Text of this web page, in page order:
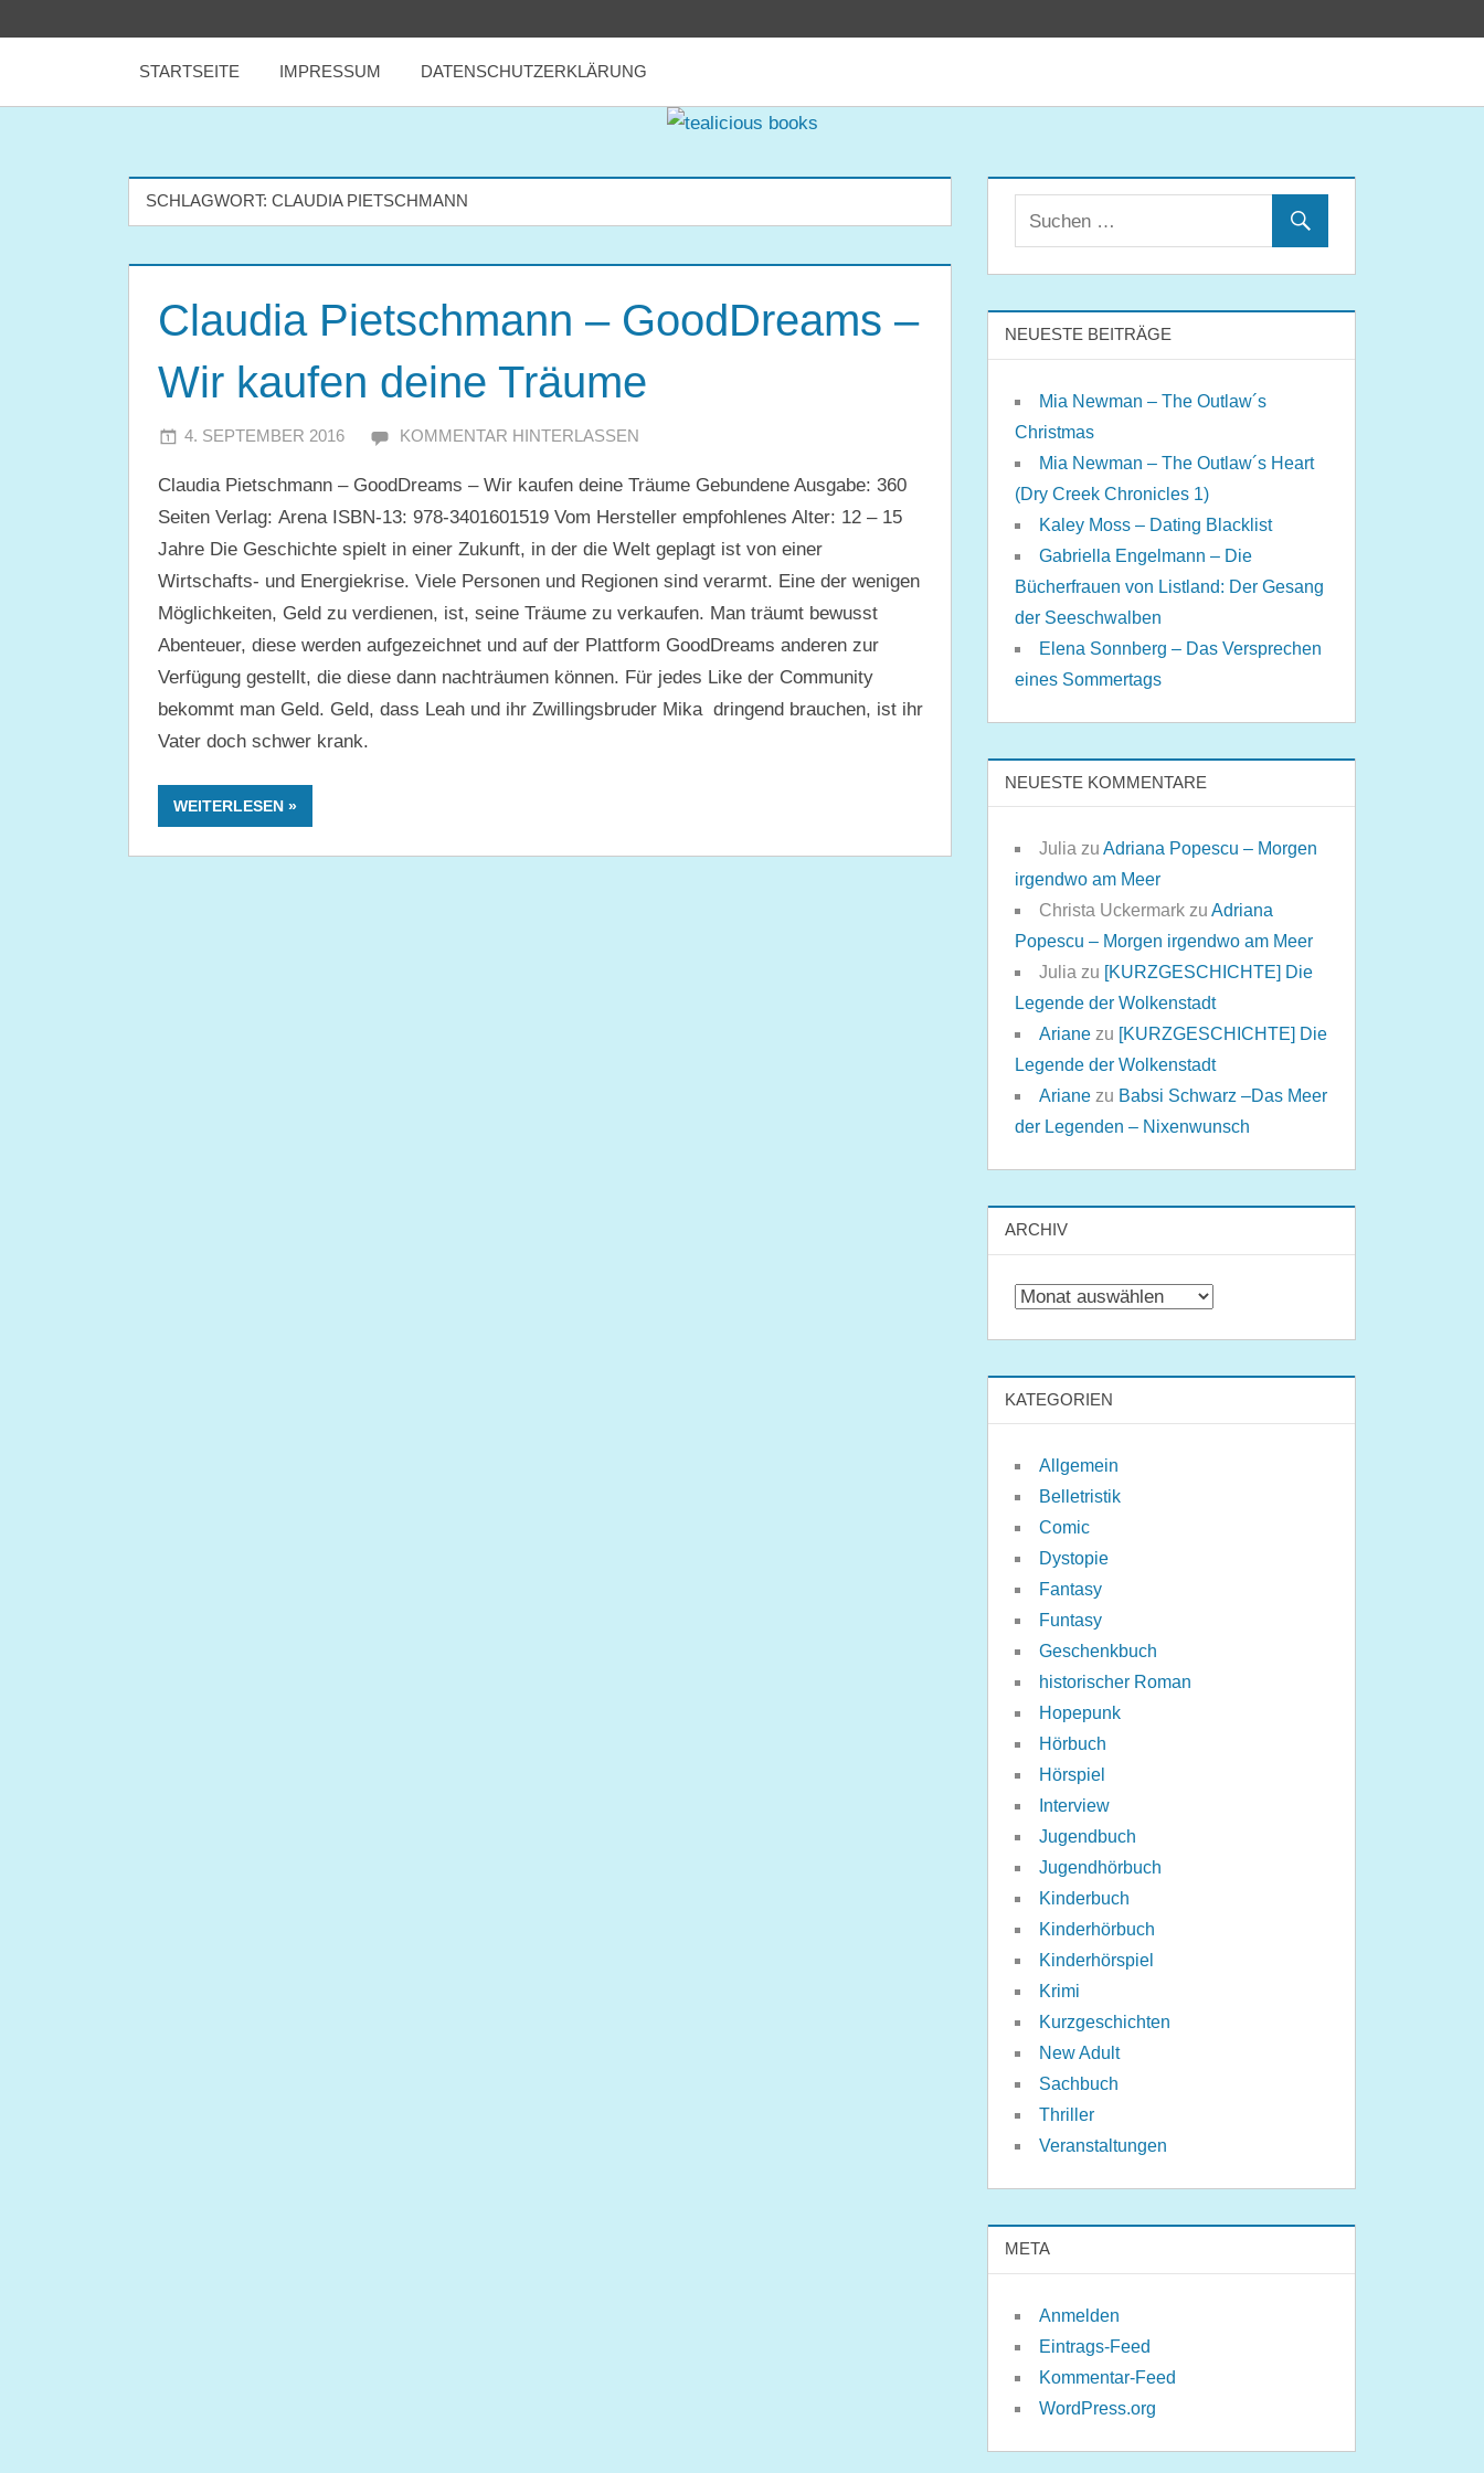
books
STARTSEITE IMPRESSUM DATENSCHUTZERKLÄRUNG
SCHLAGWORT: CLAUDIA PIETSCHMANN
Claudia Pietschmann – GoodDreams –
Wir kaufen deine Träume
4. SEPTEMBER 2016 JULIA
KOMMENTAR HINTERLASSEN
Claudia Pietschmann – GoodDreams – Wir kaufen deine Träume Gebundene Ausgabe: 360
Seiten Verlag: Arena ISBN-13: 978-3401601519 Vom Hersteller empfohlenes Alter: 12 – 15
Jahre Die Geschichte spielt in einer Zukunft, in der die Welt geplagt ist von einer
Wirtschafts- und Energiekrise. Viele Personen und Regionen sind verarmt. Eine der wenigen
Möglichkeiten, Geld zu verdienen, ist, seine Träume zu verkaufen. Man träumt bewusst
Abenteuer, diese werden aufgezeichnet und auf der Plattform GoodDreams anderen zur
Verfügung gestellt, die diese dann nachträumen können. Für jedes Like der Community
bekommt man Geld. Geld, dass Leah und ihr Zwillingsbruder Mika dringend brauchen, ist ihr
Vater doch schwer krank.
WEITERLESEN
NEUESTE BEITRÄGE
Mia Newman – The Outlaw´s
Christmas
Mia Newman – The Outlaw´s Heart
(Dry Creek Chronicles 1)
Kaley Moss – Dating Blacklist
Gabriella Engelmann – Die
Bücherfrauen von Listland: Der Gesang
der Seeschwalben
Elena Sonnberg – Das Versprechen
eines Sommertags
NEUESTE KOMMENTARE
Julia zuAdriana Popescu – Morgen
irgendwo am Meer
Christa Uckermark zuAdriana
Popescu – Morgen irgendwo am Meer
Julia zu [KURZGESCHICHTE] Die
Legende der Wolkenstadt
Ariane zu [KURZGESCHICHTE] Die
Legende der Wolkenstadt
Ariane zu Babsi Schwarz –Das Meer
der Legenden – Nixenwunsch
ARCHIV
Archiv
KATEGORIEN
Allgemein
Belletristik
Comic
Dystopie
Fantasy
Funtasy
Geschenkbuch
historischer Roman
Hopepunk
Hörbuch
Hörspiel
Interview
Jugendbuch
Jugendhörbuch
Kinderbuch
Kinderhörbuch
Kinderhörspiel
Krimi
Kurzgeschichten
New Adult
Sachbuch
Thriller
Veranstaltungen
META
Anmelden
Eintrags-Feed
Kommentar-Feed
WordPress.org